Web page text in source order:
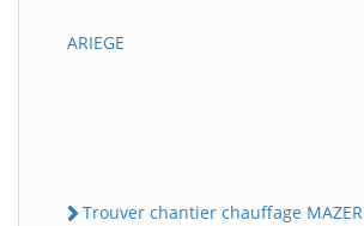
ARIEGE
Trouver chantier chauffage